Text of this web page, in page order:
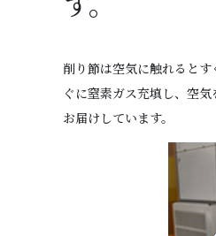
削り節は空気に触れると
ぐに窒素ガス充填し、空
お届けしています。